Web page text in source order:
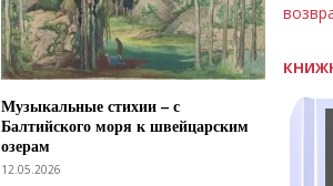
Музыкальные стихии – с
Балтийского моря к швейцарским
озерам
12.05.2026